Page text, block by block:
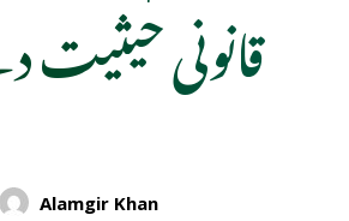
قانونی
Alamgir Khan